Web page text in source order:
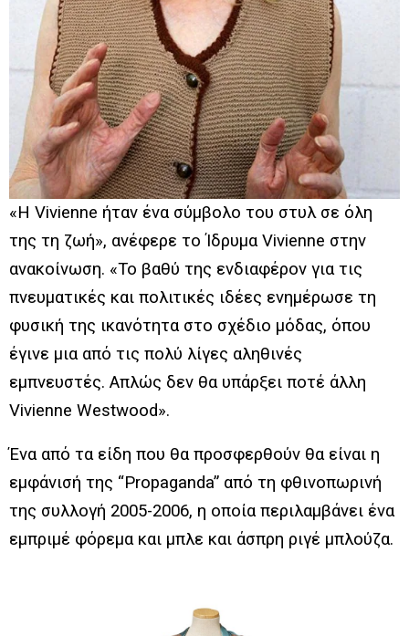
«Η Vivienne ήταν ένα σύμβολο του στυλ σε όλη
της τη ζωή», ανέφερε το Ίδρυμα Vivienne στην
ανακοίνωση. «Το βαθύ της ενδιαφέρον για τις
πνευματικές και πολιτικές ιδέες ενημέρωσε τη
φυσική της ικανότητα στο σχέδιο μόδας, όπου
έγινε μια από τις πολύ λίγες αληθινές
εμπνευστές. Απλώς δεν θα υπάρξει ποτέ άλλη
Vivienne Westwood».
Ένα από τα είδη που θα προσφερθούν θα είναι η
εμφάνισή της “Propaganda” από τη φθινοπωρινή
της συλλογή 2005-2006, η οποία περιλαμβάνει ένα
εμπριμέ φόρεμα και μπλε και άσπρη ριγέ μπλούζα.